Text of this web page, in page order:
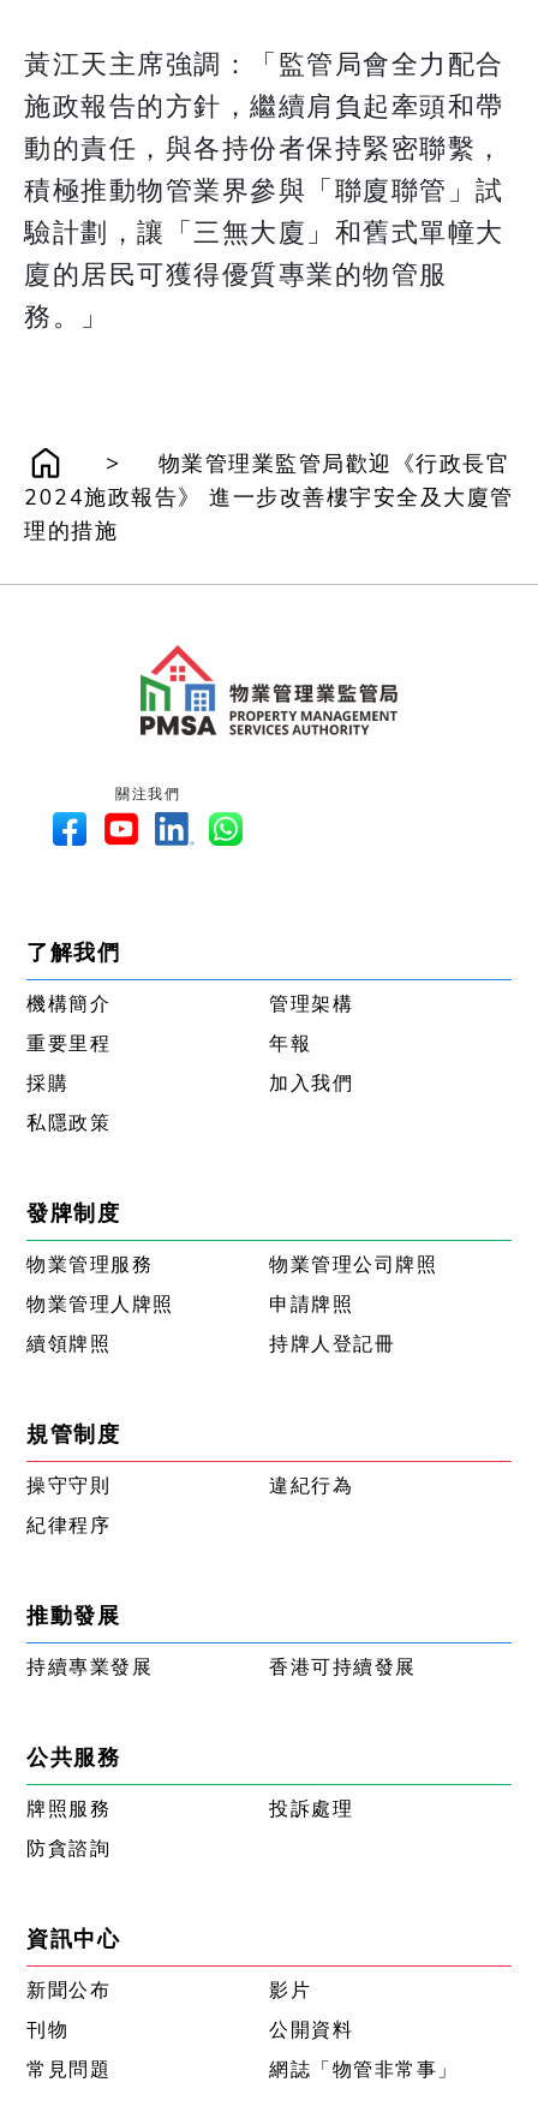
黃江天主席強調：「監管局會全力配合
施政報告的方針，繼續肩負起牽頭和帶
動的責任，與各持份者保持緊密聯繫，
積極推動物管業界參與「聯廈聯管」試
驗計劃，讓「三無大廈」和舊式單幢大
廈的居民可獲得優質專業的物管服
務。」
>
物業管理業監管局歡迎《行政長官
2024施政報告》 進一步改善樓宇安全及大廈管
理的措施
關注我們
了解我們
機構簡介
管理架構
重要里程
年報
採購
加入我們
私隱政策
發牌制度
物業管理服務
物業管理公司牌照
物業管理人牌照
申請牌照
續領牌照
持牌人登記冊
規管制度
操守守則
違紀行為
紀律程序
推動發展
持續專業發展 香港可持續發展
公共服務
牌照服務
投訴處理
防貪諮詢
資訊中心
新聞公布
影片
刊物
公開資料
常見問題
網誌「物管非常事」